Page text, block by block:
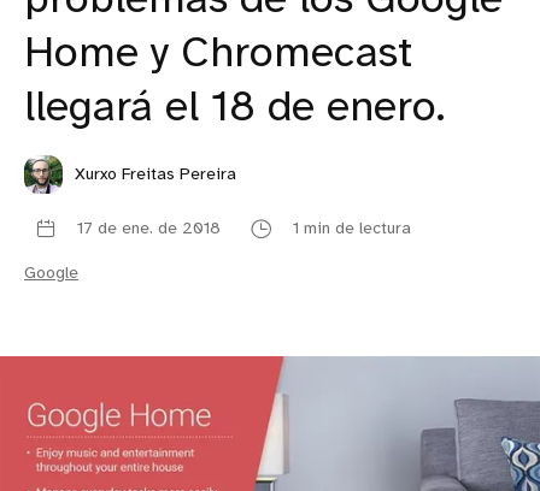
Home y Chromecast
llegará el 18 de enero.
Xurxo Freitas Pereira
17 de ene. de 2018 1 min de lectura
Google